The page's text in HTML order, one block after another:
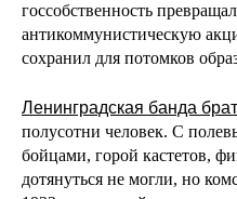
госсобственность
антикоммунистическую
сохранил для потомков
Ленинградская банда
полусотни человек. С
бойцами, горой кастетов,
дотянуться не могли, но